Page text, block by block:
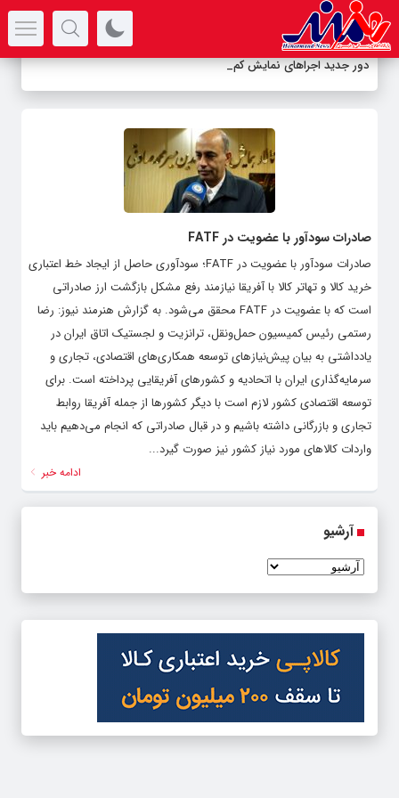
دور جدید اجراهای نمایش کمدی-
صادرات سودآور با عضویت در FATF
صادرات سودآور با عضویت در FATF؛ سودآوری حاصل از ایجاد خط اعتباری
خرید کالا و تهاتر کالا با آفریقا نیازمند رفع مشکل بازگشت ارز صادراتی
است که با عضویت در FATF محقق می‌شود. به گزارش هنرمند نیوز: رضا
رستمی رئیس کمیسیون حمل‌ونقل، ترانزیت و لجستیک اتاق ایران در
یادداشتی به بیان پیش‌نیازهای توسعه همکاری‌های اقتصادی، تجاری و
سرمایه‌گذاری ایران با اتحادیه و کشورهای آفریقایی پرداخته است. برای
توسعه اقتصادی کشور لازم است با دیگر کشورها از جمله آفریقا روابط
تجاری و بازرگانی داشته باشیم و در قبال صادراتی که انجام می‌دهیم باید
واردات کالاهای مورد نیاز کشور نیز صورت گیرد...
ادامه خبر
آرشیو